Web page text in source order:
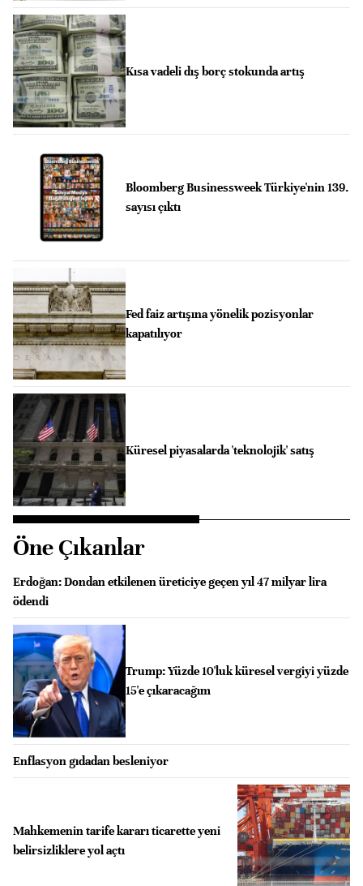
Kısa vadeli dış borç stokunda artış
Bloomberg Businessweek Türkiye'nin 139.
sayısı çıktı
Fed faiz artışına yönelik pozisyonlar
kapatılıyor
Küresel piyasalarda 'teknolojik' satış
Öne Çıkanlar
Erdoğan: Dondan etkilenen üreticiye geçen yıl 47 milyar lira
ödendi
Trump: Yüzde 10'luk küresel vergiyi yüzde
15'e çıkaracağım
Enflasyon gıdadan besleniyor
Mahkemenin tarife kararı ticarette yeni
belirsizliklere yol açtı